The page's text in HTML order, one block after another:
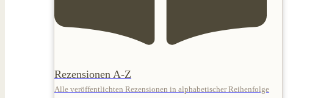
Rezensionen A-Z
Alle veröffentlichten Rezensionen in alphabetischer Reihenfolge